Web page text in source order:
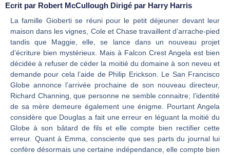
Ecrit par Robert McCullough Dirigé par Harry Harris
La famille Gioberti se réuni pour le petit déjeuner devant leur
maison dans les vignes, Cole et Chase travaillent d’arrache-pied
tandis que Maggie, elle, se lance dans un nouveau projet
d’écriture bien mystérieux. Mais à Falcon Crest Angela est bien
décidée à refuser de céder la moitié du domaine à son neveu et
demande pour cela l’aide de Philip Erickson. Le San Francisco
Globe annonce l’arrivée prochaine de son nouveau directeur,
Richard Channing, que personne ne semble connaitre; l’identité
de sa mère demeure également une énigme. Pourtant Angela
considère que Douglas a fait une erreur en léguant la moitié du
Globe à son bâtard de fils et elle compte bien rectifier cette
erreur. Quant à Emma, consciente que ses parts du journal lui
confère désormais une certaine indépendance, elle compte bien